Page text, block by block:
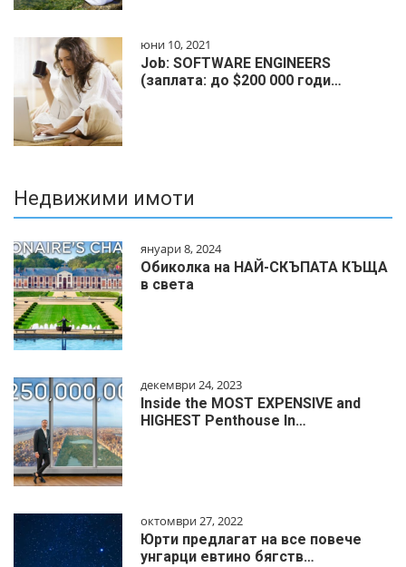
юни 10, 2021
Job: SOFTWARE ENGINEERS
(заплата: до $200 000 годи…
Недвижими имоти
януари 8, 2024
Обиколка на НАЙ-СКЪПАТА КЪЩА
в света
декември 24, 2023
Inside the MOST EXPENSIVE and
HIGHEST Penthouse In…
октомври 27, 2022
Юрти предлагат на все повече
унгарци евтино бягств…